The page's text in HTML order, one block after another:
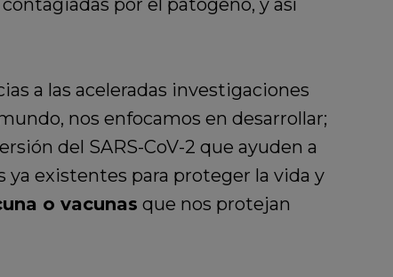
a las aceleradas investigaciones
nos enfocamos en desarrollar;
del SARS-CoV-2 que ayuden a
ya existentes para proteger la vida y
o vacunas que nos protejan